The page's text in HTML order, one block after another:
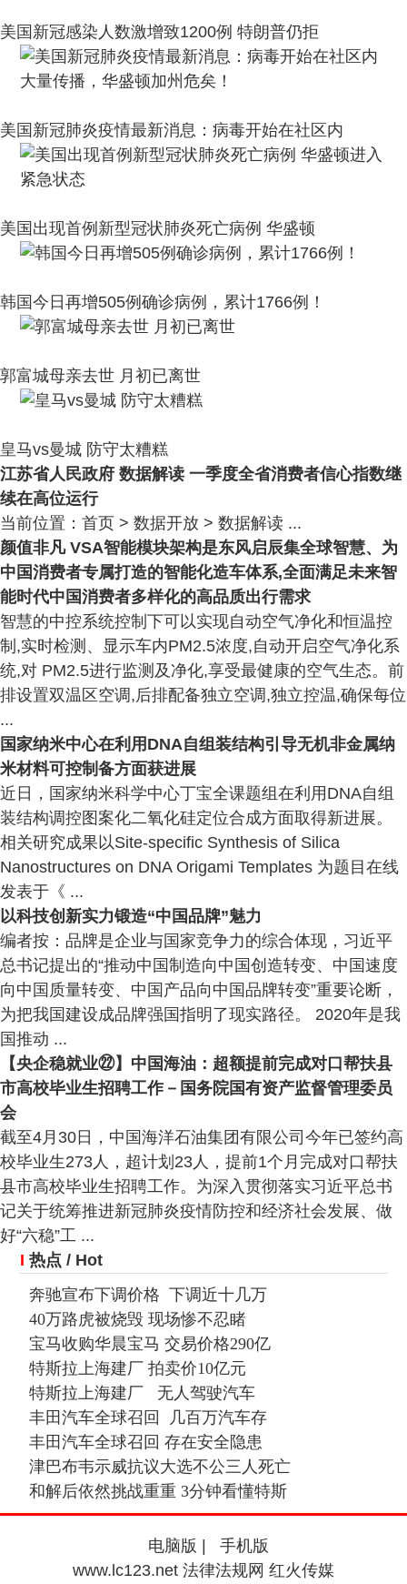
美国新冠感染人数激增致1200例 特朗普仍拒
美国新冠肺炎疫情最新消息：病毒开始在社区内
美国出现首例新型冠状肺炎死亡病例 华盛顿
韩国今日再增505例确诊病例，累计1766例！
郭富城母亲去世 月初已离世
皇马vs曼城 防守太糟糕
江苏省人民政府 数据解读 一季度全省消费者信心指数继
续在高位运行
当前位置：首页 > 数据开放 > 数据解读 ...
颜值非凡 VSA智能模块架构是东风启辰集全球智慧、为
中国消费者专属打造的智能化造车体系,全面满足未来智
能时代中国消费者多样化的高品质出行需求
智慧的中控系统控制下可以实现自动空气净化和恒温控
制,实时检测、显示车内PM2.5浓度,自动开启空气净化系
统,对 PM2.5进行监测及净化,享受最健康的空气生态。前
排设置双温区空调,后排配备独立空调,独立控温,确保每位
...
国家纳米中心在利用DNA自组装结构引导无机非金属纳
米材料可控制备方面获进展
近日，国家纳米科学中心丁宝全课题组在利用DNA自组
装结构调控图案化二氧化硅定位合成方面取得新进展。
相关研究成果以Site-specific Synthesis of Silica
Nanostructures on DNA Origami Templates 为题目在线
发表于《 ...
以科技创新实力锻造“中国品牌”魅力
编者按：品牌是企业与国家竞争力的综合体现，习近平
总书记提出的“推动中国制造向中国创造转变、中国速度
向中国质量转变、中国产品向中国品牌转变”重要论断，
为把我国建设成品牌强国指明了现实路径。 2020年是我
国推动 ...
【央企稳就业㉒】中国海油：超额提前完成对口帮扶县
市高校毕业生招聘工作－国务院国有资产监督管理委员
会
截至4月30日，中国海洋石油集团有限公司今年已签约高
校毕业生273人，超计划23人，提前1个月完成对口帮扶
县市高校毕业生招聘工作。为深入贯彻落实习近平总书
记关于统筹推进新冠肺炎疫情防控和经济社会发展、做
好“六稳”工 ...
I热点/ Hot
奔驰宣布下调价格 下调近十几万
40万路虎被烧毁 现场惨不忍睹
宝马收购华晨宝马 交易价格290亿
特斯拉上海建厂 拍卖价10亿元
特斯拉上海建厂 无人驾驶汽车
丰田汽车全球召回 几百万汽车存
丰田汽车全球召回 存在安全隐患
津巴布韦示威抗议大选不公三人死亡
和解后依然挑战重重 3分钟看懂特斯
电脑版
手机版
www.lc123.net 法律法规网 红火传媒